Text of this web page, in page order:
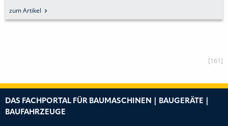
zum Artikel
[161]
DAS FACHPORTAL FÜR BAUMASCHINEN | BAUGERÄTE |
BAUFAHRZEUGE